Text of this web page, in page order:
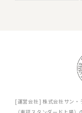
[運営会社] 株式会社サン・